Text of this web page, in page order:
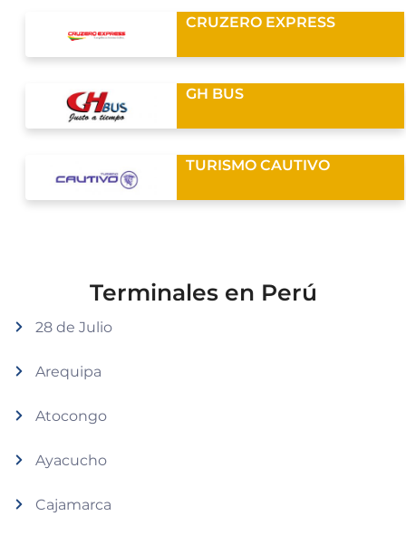
CRUZERO EXPRESS
GH BUS
TURISMO CAUTIVO
Terminales en Perú
28 de Julio
Arequipa
Atocongo
Ayacucho
Cajamarca